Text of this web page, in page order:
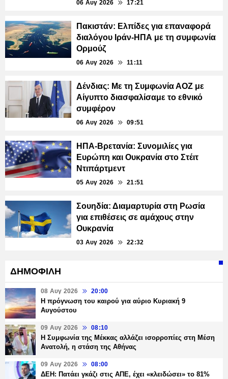
06 Αυγ 2026 17:21
Πακιστάν: Ελπίδες για επαναφορά
διαλόγου Ιράν-ΗΠΑ με τη συμφωνία
Ορμούζ
06 Αυγ 2026 11:11
Δένδιας: Με τη Συμφωνία ΑΟΖ με
Αίγυπτο διασφαλίσαμε το εθνικό
συμφέρον
06 Αυγ 2026 09:51
ΗΠΑ-Βρετανία: Συνομιλίες για
Ευρώπη και Ουκρανία στο Στέιτ
Ντιπάρτμεντ
05 Αυγ 2026 21:51
Σουηδία: Διαμαρτυρία στη Ρωσία
για επιθέσεις σε αμάχους στην
Ουκρανία
03 Αυγ 2026 22:32
ΔΗΜΟΦΙΛΗ
08 Αυγ 2026 20:00
Η πρόγνωση του καιρού για αύριο Κυριακή 9
Αυγούστου
09 Αυγ 2026 08:10
Η Συμφωνία της Μέκκας αλλάζει ισορροπίες στη Μέση
Ανατολή, η στάση της Αθήνας
09 Αυγ 2026 08:00
ΔΕΗ: Πατάει γκάζι στις ΑΠΕ, έχει «κλειδώσει» το 81%